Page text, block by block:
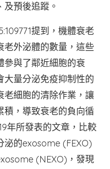
預後追蹤。
提到，機體衰老
老外泌體的數量，這些
參與了鄰近細胞的衰
大量分泌免疫抑制性的
老細胞的清除作業，讓
積，導致衰老的負向循
年所發表的文章，比較
泌的exosome (FEXO)
(NEXO)，發現